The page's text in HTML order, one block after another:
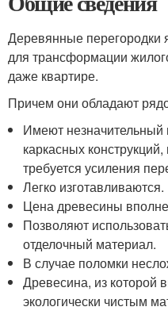
Деревянные перегородки
для трансформации
даже квартире.
Причем они обладают
Имеют незначительный
каркасных конструкций,
требуется усиления
Легко изготавливаются.
Цена древесины
Позволяют
отделочный материал.
В случае поломки
Древесина, из которой
экологически чистым